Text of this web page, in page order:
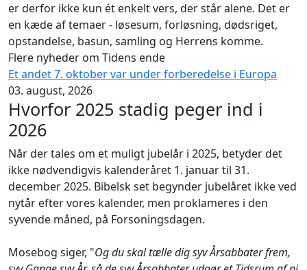
er derfor ikke kun ét enkelt vers, der står alene. Det er
en kæde af temaer - løsesum, forløsning, dødsriget,
opstandelse, basun, samling og Herrens komme.
Flere nyheder om Tidens ende
Et andet 7. oktober var under forberedelse i Europa
03. august, 2026
Hvorfor 2025 stadig peger ind i
2026
Når der tales om et muligt jubelår i 2025, betyder det
ikke nødvendigvis kalenderåret 1. januar til 31.
december 2025. Bibelsk set begynder jubelåret ikke ved
nytår efter vores kalender, men proklameres i den
syvende måned, på Forsoningsdagen.
Mosebog siger, "Og du skal tælle dig syv Årsabbater frem,